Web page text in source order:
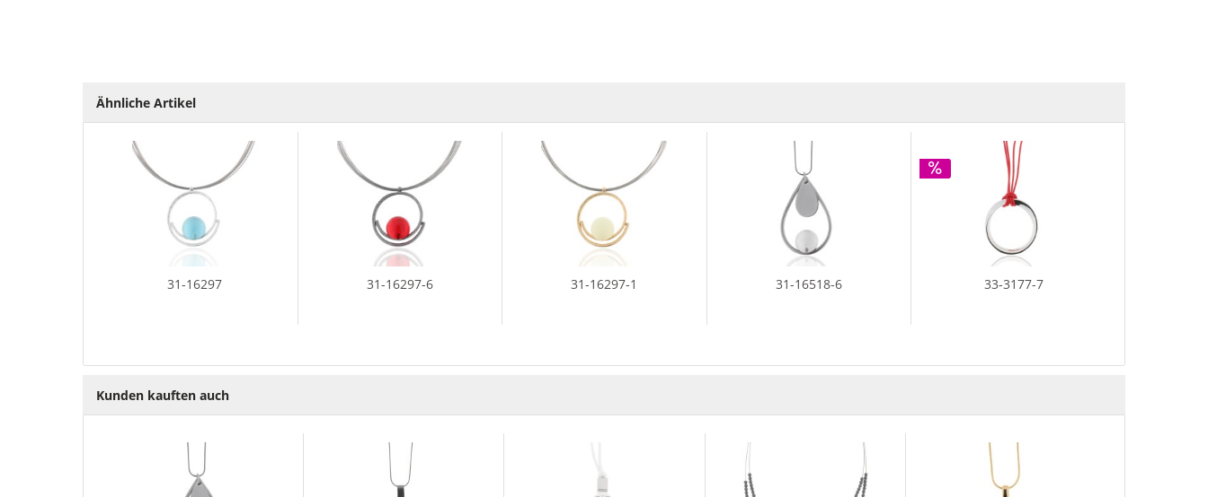
Ähnliche Artikel
31-16297 31-16297-6 31-16297-1 31-16518-6 33-3177-7
Kunden kauften auch